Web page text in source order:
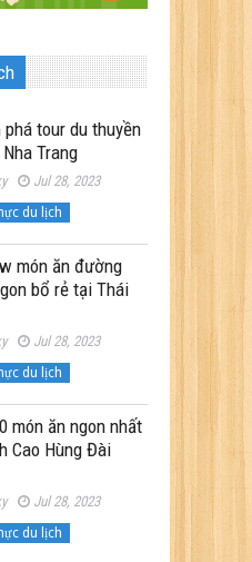
phá tour du thuyền
Trang
Jul 28, 2023
du lịch
món ăn đường
bổ rẻ tại Thái
Jul 28, 2023
du lịch
món ăn ngon nhất
Cao Hùng Đài
Jul 28, 2023
du lịch